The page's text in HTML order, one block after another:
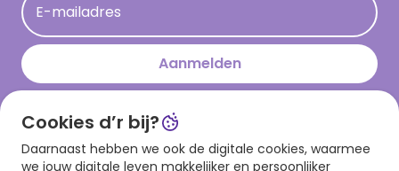
Persberichten
Hallmark en Kinderpostzegels
E-mailadres
Aanmelden
Download onze app
Cookies d’r bij?
Daarnaast hebben we ook de digitale cookies, waarmee
we jouw digitale leven makkelijker en persoonlijker